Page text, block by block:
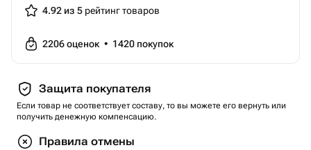
4.92 из 5 рейтинг товаров
2206оценок • 1420 покупок
Защита покупателя
Если товар не соответствует составу, то вы можете его вернуть или
получить денежную компенсацию.
Правила отмены